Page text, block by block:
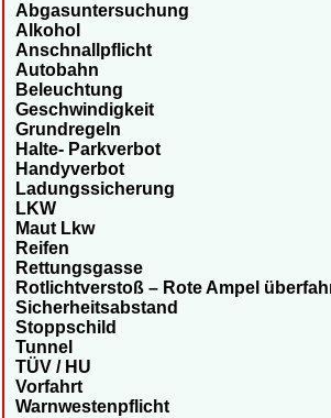
Abgasuntersuchung
Alkohol
Anschnallpflicht
Autobahn
Beleuchtung
Geschwindigkeit
Grundregeln
Halte- Parkverbot
Handyverbot
Ladungssicherung
LKW
Maut Lkw
Reifen
Rettungsgasse
Rotlichtverstoß – Rote Ampel
Sicherheitsabstand
Stoppschild
Tunnel
TÜV / HU
Vorfahrt
Warnwestenpflicht